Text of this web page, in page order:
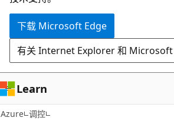
内
下载 Microsoft Edge
有关 Internet Explorer 和 Microsoft
Learn
Azure 调控